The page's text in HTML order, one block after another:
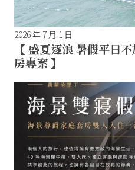
2026 年 7 月 1 日
【 盛夏逐浪 暑假平日
房專案 】